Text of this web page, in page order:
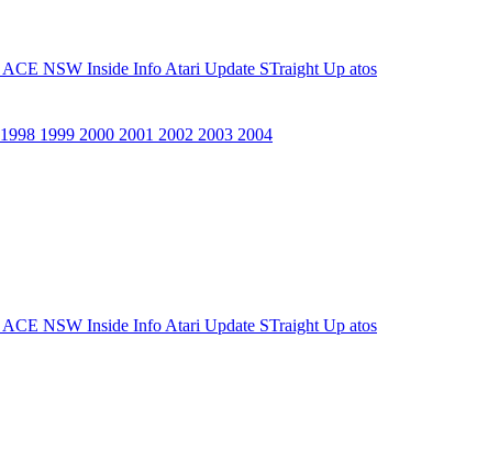
ACE NSW Inside Info Atari Update STraight Up atos
1998 1999 2000 2001 2002 2003 2004
ACE NSW Inside Info Atari Update STraight Up atos